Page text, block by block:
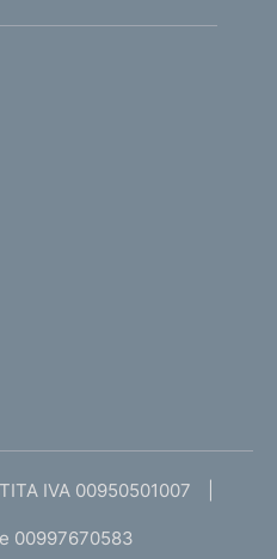
IVA 00950501007
00997670583